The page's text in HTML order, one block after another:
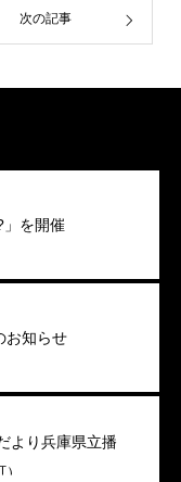
次の記事
」を開催
お知らせ
より兵庫県立播